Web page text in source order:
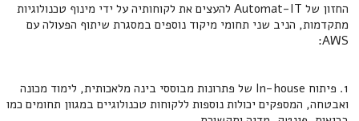
החזון של Automat-IT להעצים את לקוחותיה על ידי מינוף טכנולוגיות
מתקדמות, הניב שני תחומי מיקוד נוספים במסגרת שיתוף הפעולה עם
AWS:
1. פיתוח In-house של פתרונות מבוססי בינה מלאכותית, לימוד מכונה
ואבטחה, המספקים יכולות נוספות ללקוחות טכנולוגיים במגוון תחומים כמו